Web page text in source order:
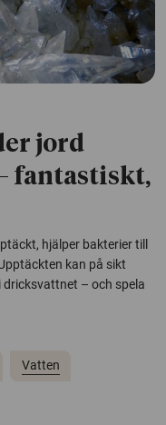
jord
fantastiskt,
hjälper bakterier till
kan på sikt
– och spela
Vatten